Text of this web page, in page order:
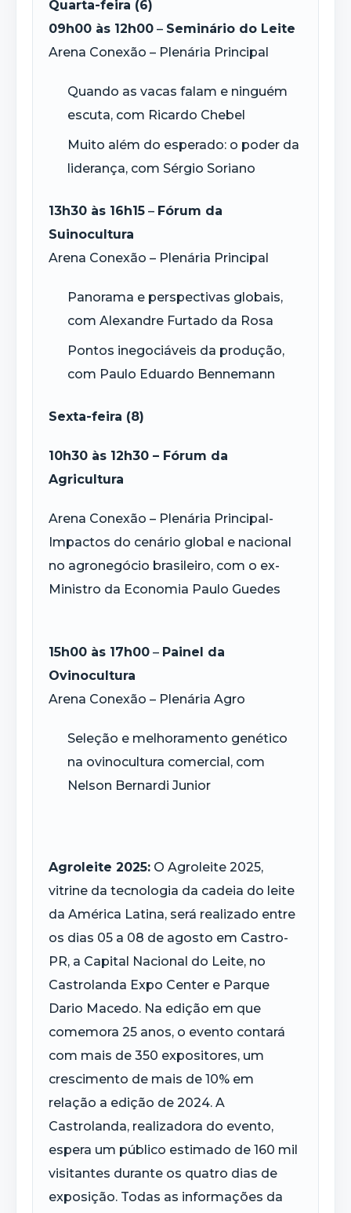
Quarta-feira (6)
09h00 às 12h00 – Seminário do Leite
Arena Conexão – Plenária Principal
Quando as vacas falam e ninguém
escuta, com Ricardo Chebel
Muito além do esperado: o poder da
liderança, com Sérgio Soriano
13h30 às 16h15 – Fórum da
Suinocultura
Arena Conexão – Plenária Principal
Panorama e perspectivas globais,
com Alexandre Furtado da Rosa
Pontos inegociáveis da produção,
com Paulo Eduardo Bennemann
Sexta-feira (8)
10h30 às 12h30 – Fórum da
Agricultura
Arena Conexão – Plenária Principal-
Impactos do cenário global e nacional
no agronegócio brasileiro, com o ex-
Ministro da Economia Paulo Guedes
15h00 às 17h00 – Painel da
Ovinocultura
Arena Conexão – Plenária Agro
Seleção e melhoramento genético
na ovinocultura comercial, com
Nelson Bernardi Junior
Agroleite 2025: O Agroleite 2025,
vitrine da tecnologia da cadeia do leite
da América Latina, será realizado entre
os dias 05 a 08 de agosto em Castro-
PR, a Capital Nacional do Leite, no
Castrolanda Expo Center e Parque
Dario Macedo. Na edição em que
comemora 25 anos, o evento contará
com mais de 350 expositores, um
crescimento de mais de 10% em
relação a edição de 2024. A
Castrolanda, realizadora do evento,
espera um público estimado de 160 mil
visitantes durante os quatro dias de
exposição. Todas as informações da